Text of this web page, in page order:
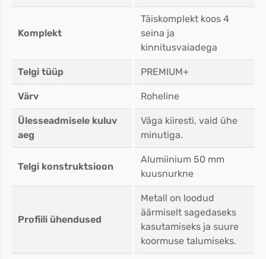
Komplekt
Täiskomplekt koos 4
seina ja
kinnitusvaiadega
Telgi tüüp PREMIUM+
Värv Roheline
Ülesseadmisele kuluv
aeg
Väga kiiresti, vaid ühe
minutiga.
Telgi konstruktsioon
Alumiinium 50 mm
kuusnurkne
Profiili ühendused
Metall on loodud
äärmiselt sagedaseks
kasutamiseks ja suure
koormuse talumiseks.